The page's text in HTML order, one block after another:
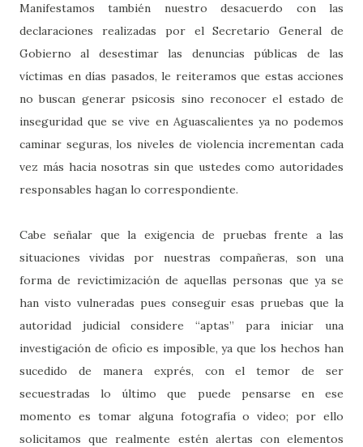
Manifestamos también nuestro desacuerdo con las
declaraciones realizadas por el Secretario General de
Gobierno al desestimar las denuncias públicas de las
víctimas en días pasados, le reiteramos que estas acciones
no buscan generar psicosis sino reconocer el estado de
inseguridad que se vive en Aguascalientes ya no podemos
caminar seguras, los niveles de violencia incrementan cada
vez más hacia nosotras sin que ustedes como autoridades
responsables hagan lo correspondiente.
Cabe señalar que la exigencia de pruebas frente a las
situaciones vividas por nuestras compañeras, son una
forma de revictimización de aquellas personas que ya se
han visto vulneradas pues conseguir esas pruebas que la
autoridad judicial considere “aptas” para iniciar una
investigación de oficio es imposible, ya que los hechos han
sucedido de manera exprés, con el temor de ser
secuestradas lo último que puede pensarse en ese
momento es tomar alguna fotografía o video; por ello
solicitamos que realmente estén alertas con elementos